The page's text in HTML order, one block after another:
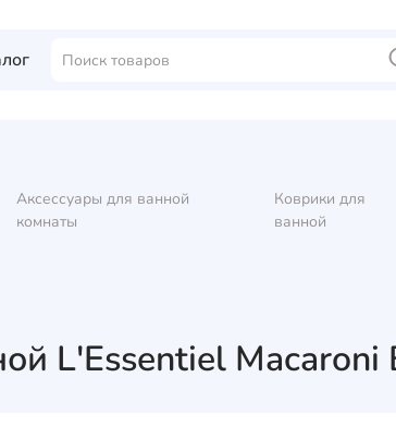
Аксессуары для ванной
комнаты
Коврики для
ванной
L'Essentiel